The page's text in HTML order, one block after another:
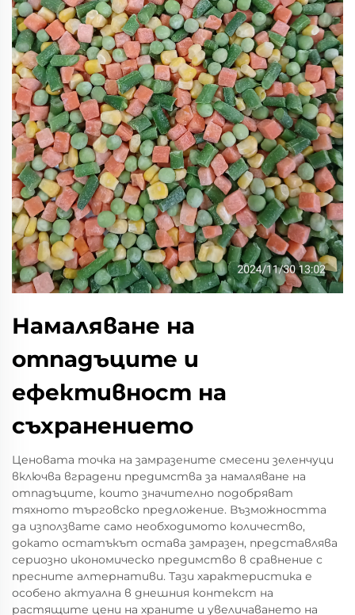
Намаляване на
отпадъците и
ефективност на
съхранението
Ценовата точка на замразените смесени зеленчуци
включва вградени предимства за намаляване на
отпадъците, които значително подобряват
тяхното търговско предложение. Възможността
да използвате само необходимото количество,
докато остатъкът остава замразен, представлява
сериозно икономическо предимство в сравнение с
пресните алтернативи. Тази характеристика е
особено актуална в днешния контекст на
растящите цени на храните и увеличаването на